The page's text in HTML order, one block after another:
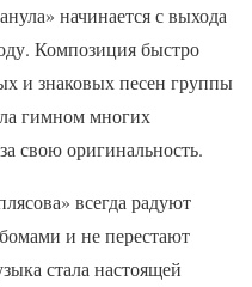
начинается с выхода
Композиция быстро
и знаковых песен группы
гимном многих
свою оригинальность.
всегда радуют
и не перестают
стала настоящей